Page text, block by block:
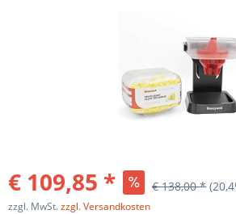
€ 109,85 * € 138,00 *
zzgl. MwSt.zzgl. Versandkosten